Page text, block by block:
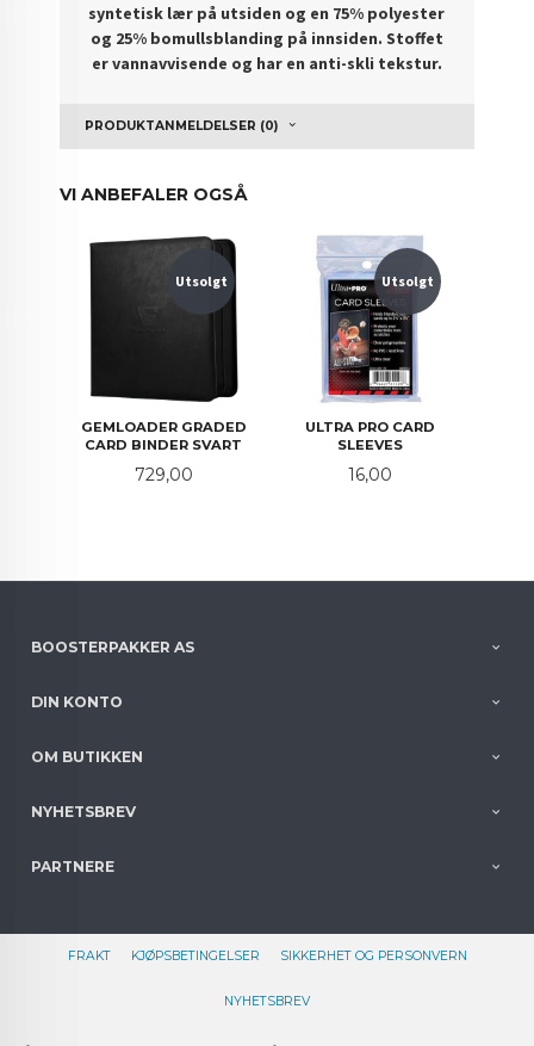
syntetisk lær på utsiden og en 75% polyester
og 25% bomullsblanding på innsiden. Stoffet
er vannavvisende og har en anti-skli tekstur.
PRODUKTANMELDELSER (0)
VI ANBEFALER OGSÅ
GEMLOADER GRADED
CARD BINDER SVART
Utsolgt
Pris
729,00
ULTRA PRO CARD
SLEEVES
Utsolgt
Pris
16,00
BOOSTERPAKKER AS
DIN KONTO
OM BUTIKKEN
NYHETSBREV
PARTNERE
FRAKT KJØPSBETINGELSER SIKKERHET OG PERSONVERN
NYHETSBREV